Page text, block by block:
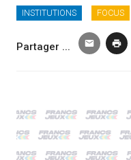
INSTITUTIONS FOCUS
Partager ...